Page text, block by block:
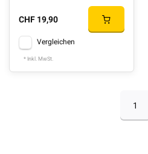
CHF 19,90
Vergleichen
* Inkl. MwSt.
1